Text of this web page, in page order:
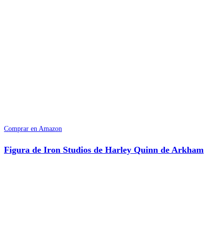
Comprar en Amazon
Figura de Iron Studios de Harley Quinn de Arkham